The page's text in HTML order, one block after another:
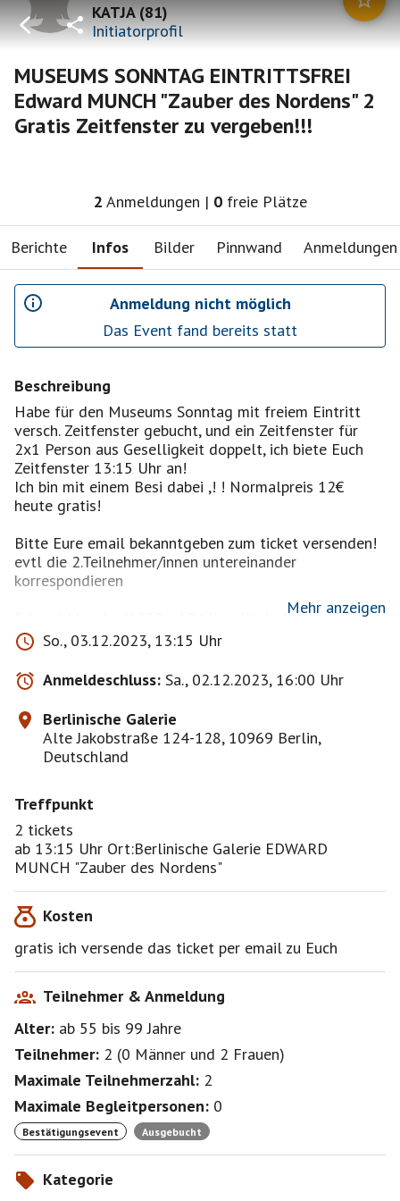
KATJA(81)
Initiatorprofil
MUSEUMS SONNTAG EINTRITTSFREI
Edward MUNCH "Zauber des Nordens" 2
Gratis Zeitfenster zu vergeben!!!
2 Anmeldungen | 0 freie Plätze
Berichte Infos Bilder Pinnwand Anmeldungen
Anmeldung nicht möglich
Das Event fand bereits statt
Beschreibung
Habe für den Museums Sonntag mit freiem Eintritt
versch. Zeitfenster gebucht, und ein Zeitfenster für
2x1 Person aus Geselligkeit doppelt, ich biete Euch
Zeitfenster 13:15 Uhr an!
Ich bin mit einem Besi dabei ,! ! Normalpreis 12€
heute gratis!
Bitte Eure email bekanntgeben zum ticket versenden!
evtl die 2.Teilnehmer/innen untereinander
korrespondieren
Edvard Munchs (1863 –1944) radikale Modernität der
Malerei forderte seine Zeit heraus. Das galt
insbesondere für die Berliner Kunstszene um die
Jahrhundertwende, auf die der norwegische Symbolist
großen Einfluss nahm. Die Ausstellung „Edvard Munch.
Zauber des Nordens“ ist eine Kooperation mit dem
MUNCH in Oslo und erzählt anhand von 90 Werken
aus Malerei, Grafik und Fotografie von der Beziehung
zwischen dem norwegischen Maler und Berlin.
Mehr anzeigen
So., 03.12.2023, 13:15 Uhr
Anmeldeschluss: Sa., 02.12.2023, 16:00 Uhr
Berlinische Galerie
Alte Jakobstraße 124-128, 10969 Berlin,
Deutschland
Treffpunkt
2 tickets
ab 13:15 Uhr Ort:Berlinische Galerie EDWARD
MUNCH "Zauber des Nordens"
Kosten
gratis ich versende das ticket per email zu Euch
Teilnehmer & Anmeldung
Alter: ab 55 bis 99Jahre
Teilnehmer: 2 (0 Männer und 2 Frauen)
Maximale Teilnehmerzahl: 2
Maximale Begleitpersonen: 0
Bestätigungsevent Ausgebucht
Kategorie